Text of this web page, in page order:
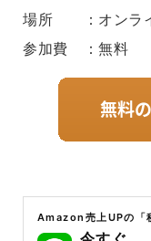
場所 ：オンライ
参加費 ：無料
Amazon売上UPの「